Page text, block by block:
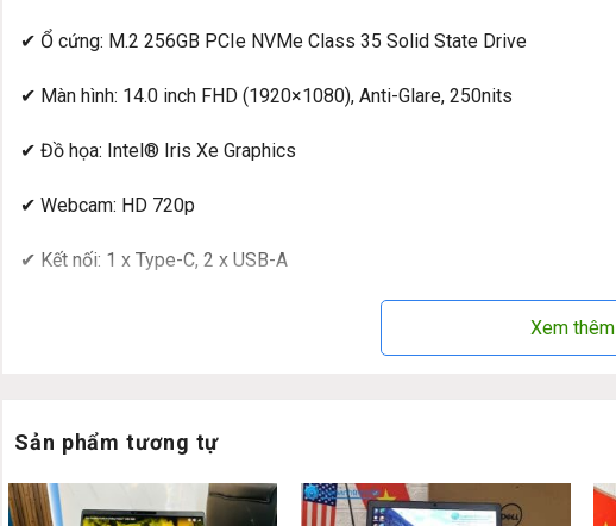
✔ Ổ cứng: M.2 256GB PCIe NVMe Class 35 Solid State Drive
✔ Màn hình: 14.0 inch FHD (1920×1080), Anti-Glare, 250nits
✔ Đồ họa: Intel® Iris Xe Graphics
✔ Webcam: HD 720p
✔ Kết nối: 1 x Type-C, 2 x USB-A
Xem thêm
Sản phẩm tương tự